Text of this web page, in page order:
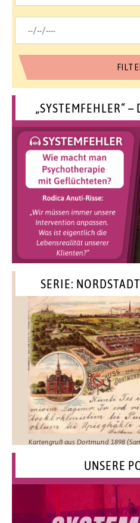
„SYSTEMFEHLER“
SERIE:
Kartengruß aus Dortmund 1898
UNSERE